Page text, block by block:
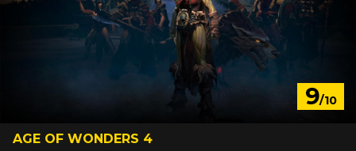
9/10
AGE OF WONDERS 4